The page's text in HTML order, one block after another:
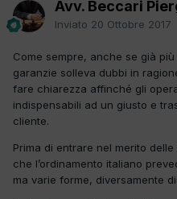
Avv. Beccari
Inviato 20 Ottobre 2017
Come sempre, anche se già
garanzie solleva dubbi in
fare chiarezza affinché gli
indispensabili ad un giusto e
cliente.
Prima di entrare nel merito
che l’ordinamento italiano
ma varie forme, diversamente